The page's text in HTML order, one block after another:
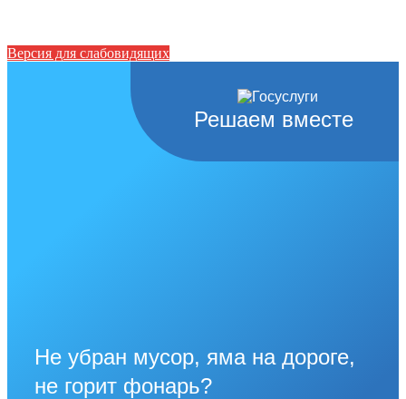
Версия для слабовидящих
Решаем вместе
Не убран мусор, яма на дороге,
не горит фонарь?